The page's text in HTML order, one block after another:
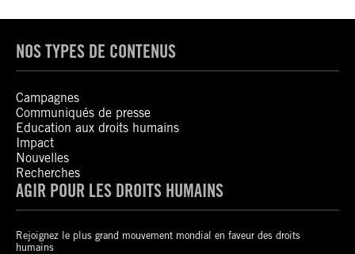
NOS TYPES DE CONTENUS
Campagnes
Communiqués de presse
Education aux droits humains
Impact
Nouvelles
Recherches
AGIR POUR LES DROITS HUMAINS
Rejoignez le plus grand mouvement mondial en faveur des droits
humains